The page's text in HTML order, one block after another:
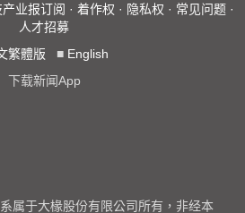
业报订阅 · 着作权 · 隐私权 · 常见问题 ·
人才招募
繁體版 ■ English
下载新闻App
属于大椽股份有限公司所有，非经本